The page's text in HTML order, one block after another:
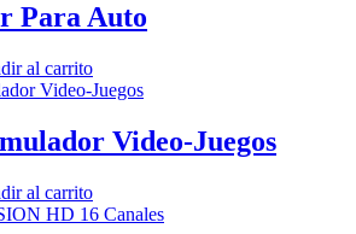
Para Auto
al carrito
Video-Juegos
al carrito